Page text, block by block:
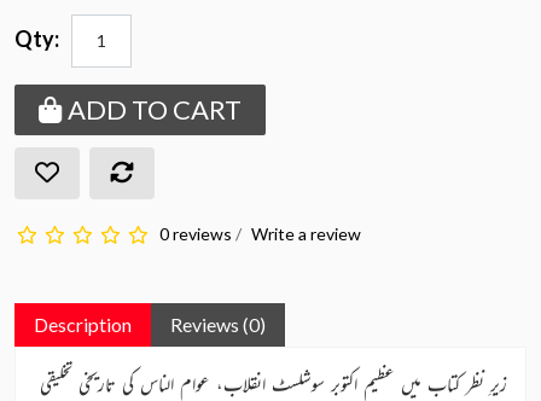
Qty:
ADD TO CART
0 reviews / Write a review
Description Reviews (0)
زیرِ نظر کتاب میں عظیم اکتوبر سوشلسٹ انقلاب، عوام الناس کی تاریخی تخلیقی